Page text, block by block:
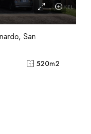
San
520m2